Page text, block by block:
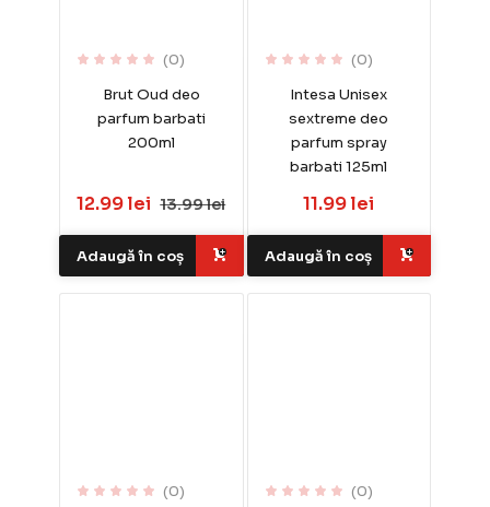
(0)
Brut Oud deo
parfum barbati
200ml
12.99 lei 13.99 lei
Adaugă în coș
(0)
Intesa Unisex
sextreme deo
parfum spray
barbati 125ml
11.99 lei
Adaugă în coș
(0) (0)